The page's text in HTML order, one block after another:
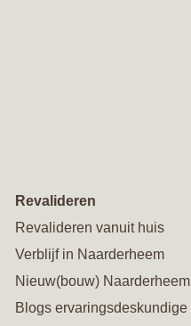
Revalideren
Revalideren vanuit huis
Verblijf in Naarderheem
Nieuw(bouw) Naarderheem
Blogs ervaringsdeskundige